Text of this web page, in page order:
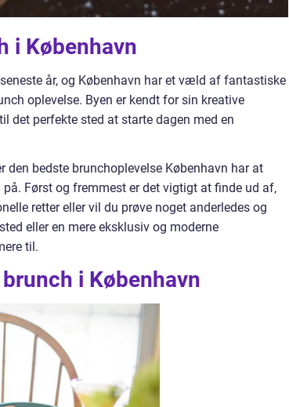
i København
år, og København har et væld af fantastiske
oplevelse. Byen er kendt for sin kreative
det perfekte sted at starte dagen med en
den bedste brunchoplevelse København har at
Først og fremmest er det vigtigt at finde ud af,
retter eller vil du prøve noget anderledes og
eller en mere eksklusiv og moderne
til.
i København